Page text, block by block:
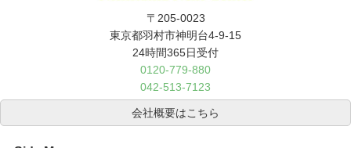
〒205-0023
東京都羽村市神明台4-9-15
24時間365日受付
0120-779-880
042-513-7123
会社概要はこちら